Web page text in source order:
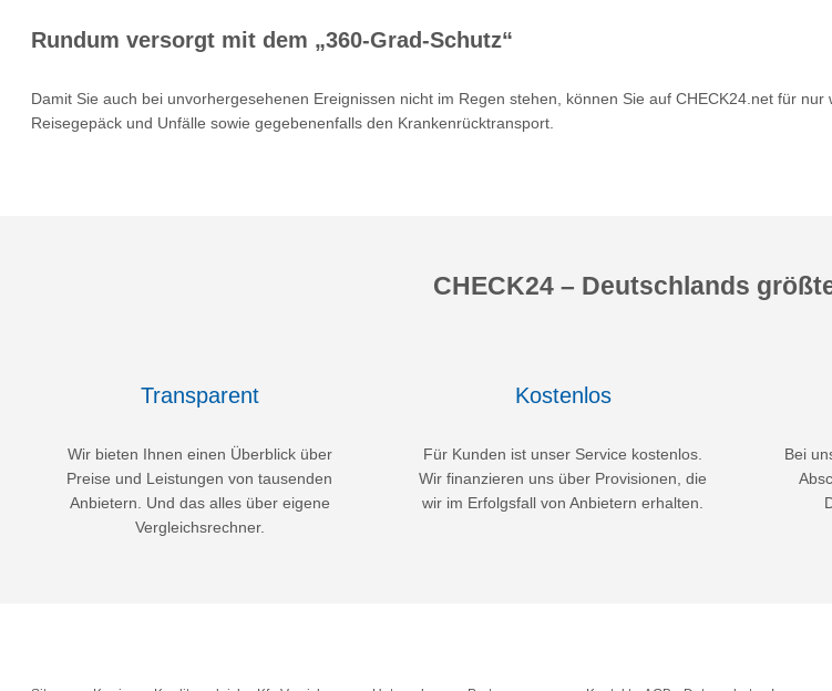
Rundum versorgt mit dem „360-Grad-Schutz“
Damit Sie auch bei unvorhergesehenen Ereignissen nicht im Regen stehen, können Sie auf CHECK24.net für
Reisegepäck und Unfälle sowie gegebenenfalls den Krankenrücktransport.
CHECK24 – Deutschlands
Transparent
Wir bieten Ihnen einen Überblick über
Preise und Leistungen von tausenden
Anbietern. Und das alles über eigene
Vergleichsrechner.
Kostenlos
Für Kunden ist unser Service kostenlos.
Wir finanzieren uns über Provisionen, die
wir im Erfolgsfall von Anbietern erhalten.
Bei